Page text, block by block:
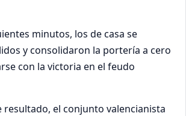
minutos, los de casa se
y consolidaron la portería a cero
con la victoria en el feudo
resultado, el conjunto valencianista